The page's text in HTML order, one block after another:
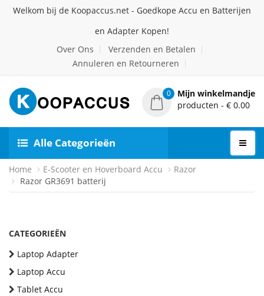
Welkom bij de Koopaccus.net - Goedkope Accu en Batterijen
en Adapter Kopen!
Over Ons
Verzenden en Betalen
Annuleren en Retourneren
0
Mijn winkelmandje
producten - € 0.00
Alle Categorieën
Home E-Scooter en Hoverboard Accu
Razor
Razor GR3691 batterij
CATEGORIEËN
Laptop Adapter
Laptop Accu
Tablet Accu